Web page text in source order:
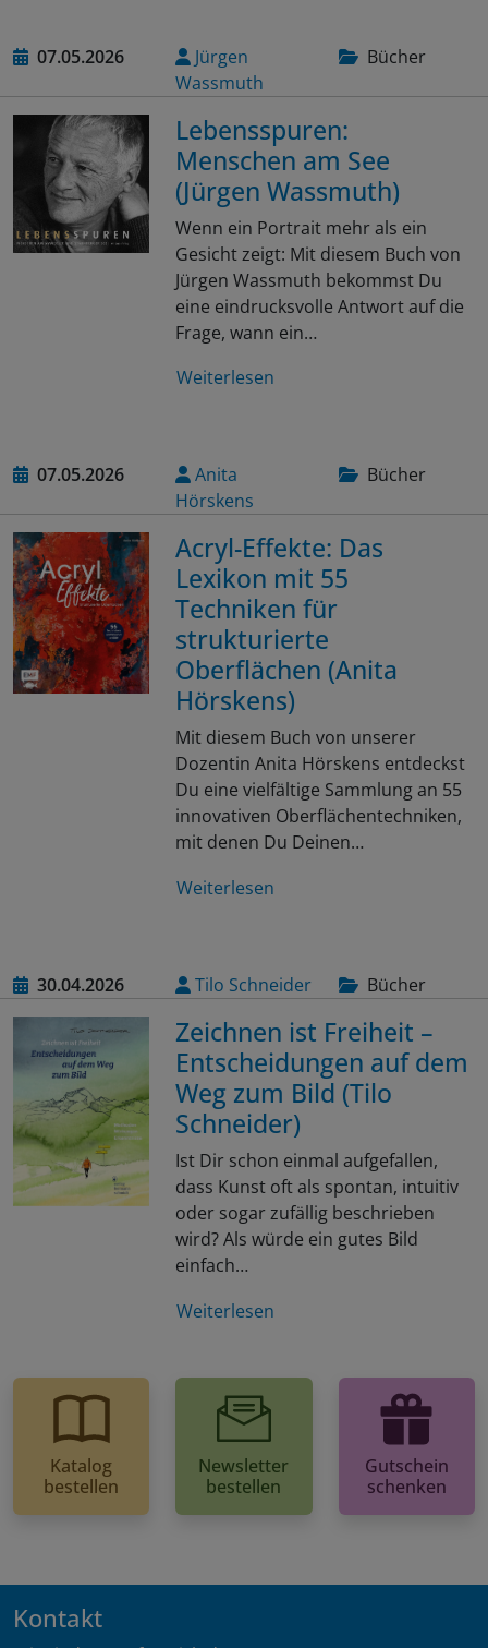
07.05.2026
Jürgen
Wassmuth
Bücher
Lebensspuren:
Menschen am See
(Jürgen Wassmuth)
Wenn ein Portrait mehr als ein
Gesicht zeigt: Mit diesem Buch von
Jürgen Wassmuth bekommst Du
eine eindrucksvolle Antwort auf die
Frage, wann ein…
Weiterlesen
07.05.2026
Anita
Hörskens
Bücher
Acryl-Effekte: Das
Lexikon mit 55
Techniken für
strukturierte
Oberflächen (Anita
Hörskens)
Mit diesem Buch von unserer
Dozentin Anita Hörskens entdeckst
Du eine vielfältige Sammlung an 55
innovativen Oberflächentechniken,
mit denen Du Deinen…
Weiterlesen
30.04.2026 Tilo Schneider Bücher
Zeichnen ist Freiheit –
Entscheidungen auf dem
Weg zum Bild (Tilo
Schneider)
Ist Dir schon einmal aufgefallen,
dass Kunst oft als spontan, intuitiv
oder sogar zufällig beschrieben
wird? Als würde ein gutes Bild
einfach…
Weiterlesen
Katalog
bestellen
Newsletter
bestellen
Gutschein
schenken
Kontakt